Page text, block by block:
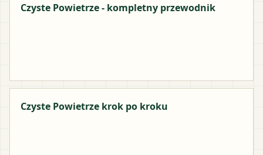
Czyste Powietrze - kompletny przewodnik
Czyste Powietrze krok po kroku